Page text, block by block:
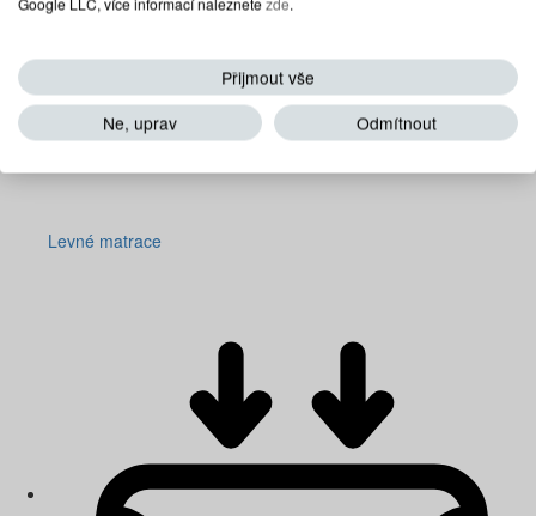
Levné matrace
Přijmout vše
Ne, uprav
Odmítnout